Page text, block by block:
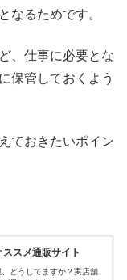
なるためです。
、仕事に必要とな
保管しておくよう
ておきたいポイン
スメ通販サイト
どうしてますか？実店舗